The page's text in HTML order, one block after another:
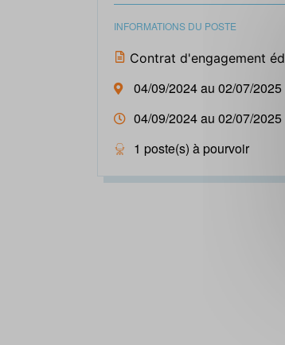
INFORMATIONS DU POSTE
Contrat d'engagement
04/09/2024 au 02/07/2025
04/09/2024 au 02/07/2025
1 poste(s) à pourvoir